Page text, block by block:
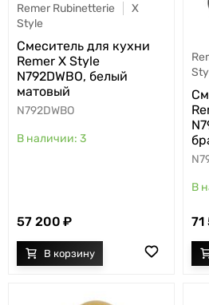
Remer Rubinetterie
X
Style
Cмеситель для кухни
Remer X Style
N792DWBO, белый
матовый
N792DWBO
3
57 200 71